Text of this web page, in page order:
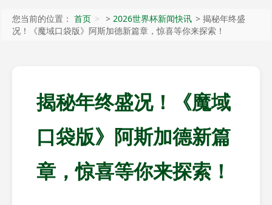
您当前的位置： 首页 > 2026世界杯新闻快讯 > 揭秘年终盛
况！《魔域口袋版》阿斯加德新篇章，惊喜等你来探索！
揭秘年终盛况！《魔域
口袋版》阿斯加德新篇
章，惊喜等你来探索！